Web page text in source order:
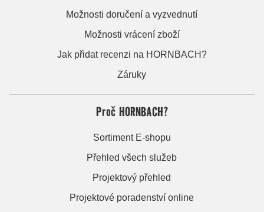
Možnosti doručení a vyzvednutí
Možnosti vrácení zboží
Jak přidat recenzi na HORNBACH?
Záruky
Proč HORNBACH?
Sortiment E-shopu
Přehled všech služeb
Projektový přehled
Projektové poradenství online